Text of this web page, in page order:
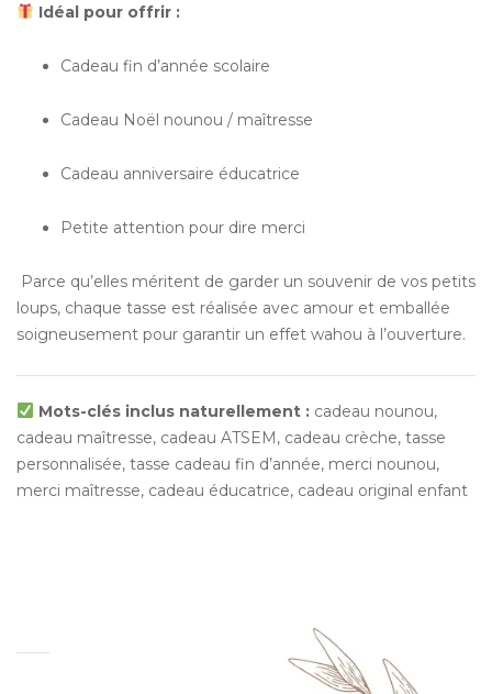
Idéal pour offrir :
Cadeau fin d’année scolaire
Cadeau Noël nounou / maîtresse
Cadeau anniversaire éducatrice
Petite attention pour dire merci
Parce qu’elles méritent de garder un souvenir de vos petits
loups, chaque tasse est réalisée avec amour et emballée
soigneusement pour garantir un effet wahou à l’ouverture.
Mots-clés inclus naturellement :cadeau nounou,
cadeau maîtresse, cadeau ATSEM, cadeau crèche, tasse
personnalisée, tasse cadeau fin d’année, merci nounou,
merci maîtresse, cadeau éducatrice, cadeau original enfant